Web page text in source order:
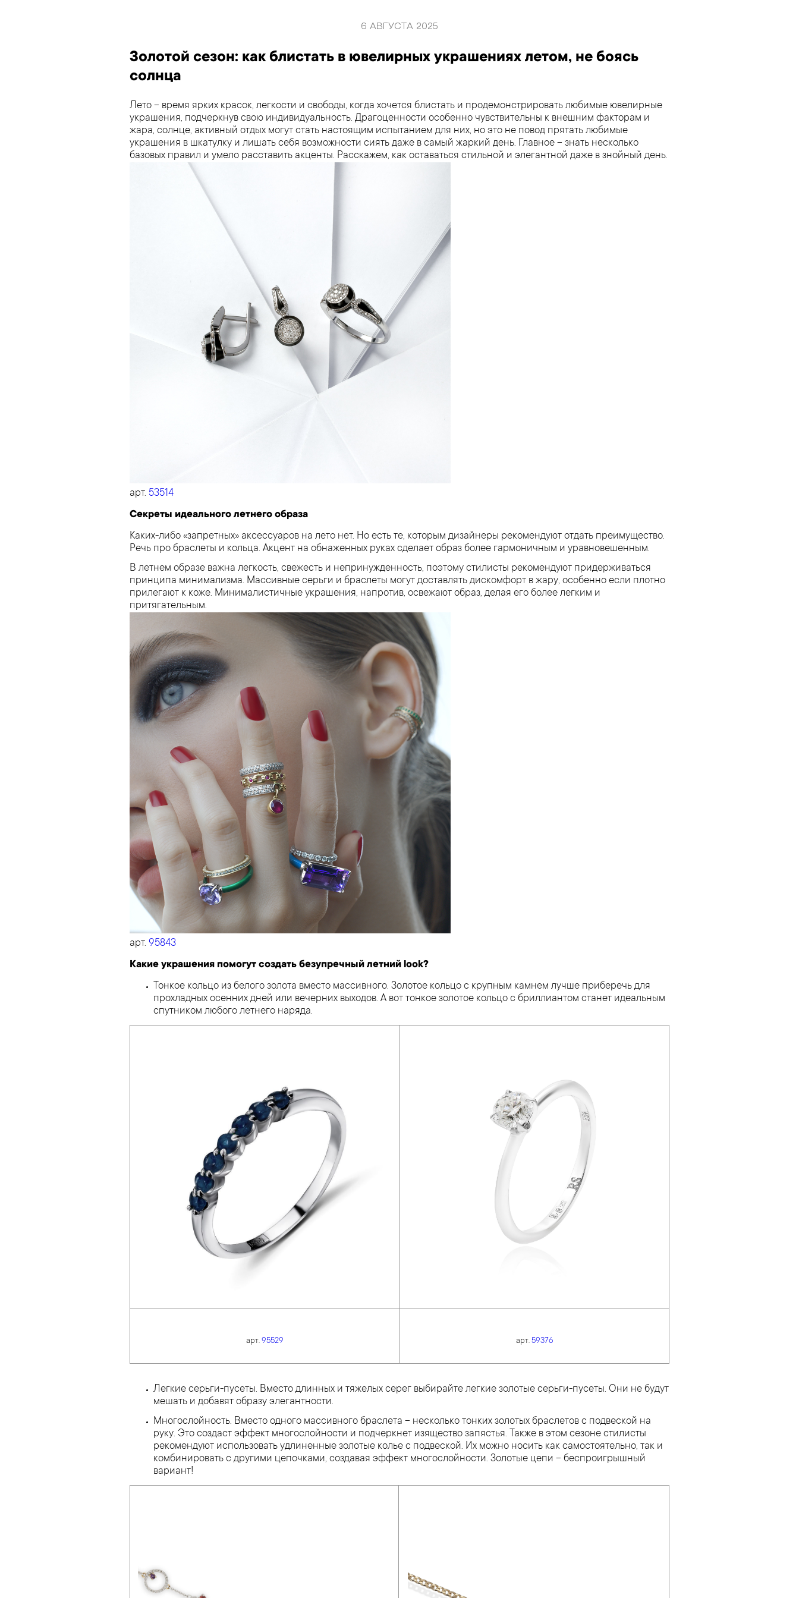
6 АВГУСТА 2025
Золотой сезон: как блистать в ювелирных украшениях летом, не боясь
солнца
Лето – время ярких красок, легкости и свободы, когда хочется блистать и продемонстрировать любимые ювелирные
украшения, подчеркнув свою индивидуальность. Драгоценности особенно чувствительны к внешним факторам и
жара, солнце, активный отдых могут стать настоящим испытанием для них, но это не повод прятать любимые
украшения в шкатулку и лишать себя возможности сиять даже в самый жаркий день. Главное – знать несколько
базовых правил и умело расставить акценты. Расскажем, как оставаться стильной и элегантной даже в знойный день.
арт. 53514
Секреты идеального летнего образа
Каких-либо «запретных» аксессуаров на лето нет. Но есть те, которым дизайнеры рекомендуют отдать преимущество.
Речь про браслеты и кольца. Акцент на обнаженных руках сделает образ более гармоничным и уравновешенным.
В летнем образе важна легкость, свежесть и непринужденность, поэтому стилисты рекомендуют придерживаться
принципа минимализма. Массивные серьги и браслеты могут доставлять дискомфорт в жару, особенно если плотно
прилегают к коже. Минималистичные украшения, напротив, освежают образ, делая его более легким и
притягательным.
арт. 95843
Какие украшения помогут создать безупречный летний look?
Тонкое кольцо из белого золота вместо массивного. Золотое кольцо с крупным камнем лучше приберечь для
прохладных осенних дней или вечерних выходов. А вот тонкое золотое кольцо с бриллиантом станет идеальным
спутником любого летнего наряда.
арт. 95529 арт. 59376
Легкие серьги-пусеты. Вместо длинных и тяжелых серег выбирайте легкие золотые серьги-пусеты. Они не будут
мешать и добавят образу элегантности.
Многослойность. Вместо одного массивного браслета – несколько тонких золотых браслетов с подвеской на
руку. Это создаст эффект многослойности и подчеркнет изящество запястья. Также в этом сезоне стилисты
рекомендуют использовать удлиненные золотые колье с подвеской. Их можно носить как самостоятельно, так и
комбинировать с другими цепочками, создавая эффект многослойности. Золотые цепи – беспроигрышный
вариант!